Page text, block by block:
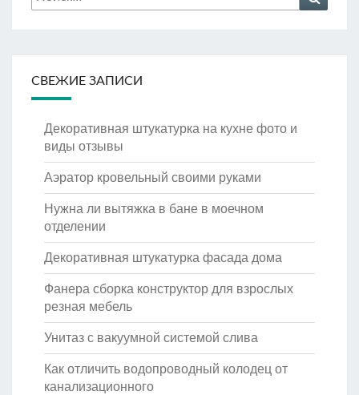
СВЕЖИЕ ЗАПИСИ
Декоративная штукатурка на кухне фото и
виды отзывы
Аэратор кровельный своими руками
Нужна ли вытяжка в бане в моечном
отделении
Декоративная штукатурка фасада дома
Фанера сборка конструктор для взрослых
резная мебель
Унитаз с вакуумной системой слива
Как отличить водопроводный колодец от
канализационного